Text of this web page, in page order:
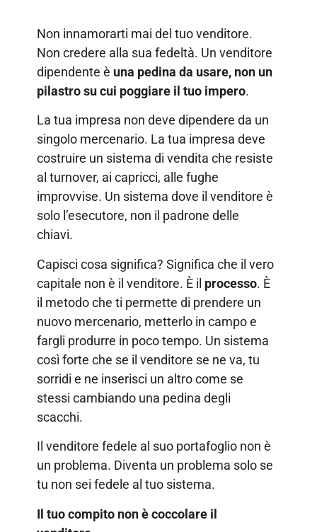
Non innamorarti mai del tuo venditore.
Non credere alla sua fedeltà. Un venditore
dipendente è una pedina da usare, non un
pilastro su cui poggiare il tuo impero.
La tua impresa non deve dipendere da un
singolo mercenario. La tua impresa deve
costruire un sistema di vendita che resiste
al turnover, ai capricci, alle fughe
improvvise. Un sistema dove il venditore è
solo l’esecutore, non il padrone delle
chiavi.
Capisci cosa significa? Significa che il vero
capitale non è il venditore. È il processo. È
il metodo che ti permette di prendere un
nuovo mercenario, metterlo in campo e
fargli produrre in poco tempo. Un sistema
così forte che se il venditore se ne va, tu
sorridi e ne inserisci un altro come se
stessi cambiando una pedina degli
scacchi.
Il venditore fedele al suo portafoglio non è
un problema. Diventa un problema solo se
tu non sei fedele al tuo sistema.
Il tuo compito non è coccolare il